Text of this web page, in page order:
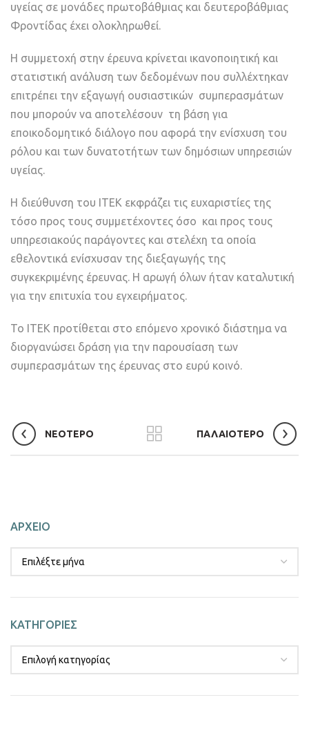
υγείας σε μονάδες πρωτοβάθμιας και δευτεροβάθμιας
Φροντίδας έχει ολοκληρωθεί.
Η συμμετοχή στην έρευνα κρίνεται ικανοποιητική και
στατιστική ανάλυση των δεδομένων που συλλέχτηκαν
επιτρέπει την εξαγωγή ουσιαστικών συμπερασμάτων
που μπορούν να αποτελέσουν τη βάση για
εποικοδομητικό διάλογο που αφορά την ενίσχυση του
ρόλου και των δυνατοτήτων των δημόσιων υπηρεσιών
υγείας.
Η διεύθυνση του ΙΤΕΚ εκφράζει τις ευχαριστίες της
τόσο προς τους συμμετέχοντες όσο και προς τους
υπηρεσιακούς παράγοντες και στελέχη τα οποία
εθελοντικά ενίσχυσαν της διεξαγωγής της
συγκεκριμένης έρευνας. Η αρωγή όλων ήταν καταλυτική
για την επιτυχία του εγχειρήματος.
Το ΙΤΕΚ προτίθεται στο επόμενο χρονικό διάστημα να
διοργανώσει δράση για την παρουσίαση των
συμπερασμάτων της έρευνας στο ευρύ κοινό.
ΝΕΟΤΕΡΟ ΠΑΛΑΙΟΤΕΡΟ
ΑΡΧΕΙΟ
ΚΑΤΗΓΟΡΙΕΣ